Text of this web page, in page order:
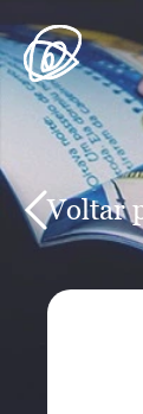
Voltar